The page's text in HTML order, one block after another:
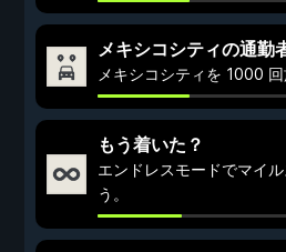
メキシコシティの通勤
メキシコシティを 1000 回
もう着いた？
エンドレスモードでマイ
う。